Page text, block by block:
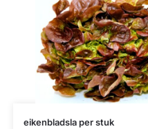
eikenbladsla per stuk